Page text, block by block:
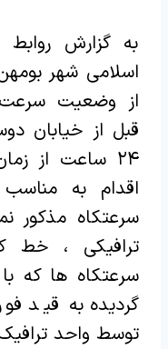
به گزارش
اسلامی شهر
از وضعیت
قبل از خیابان
۲۴ ساعت از
اقدام به
سرعتکاه مذکور
ترافیکی ، خط
سرعتکاه ها که
گردیده به قید
توسط واحد